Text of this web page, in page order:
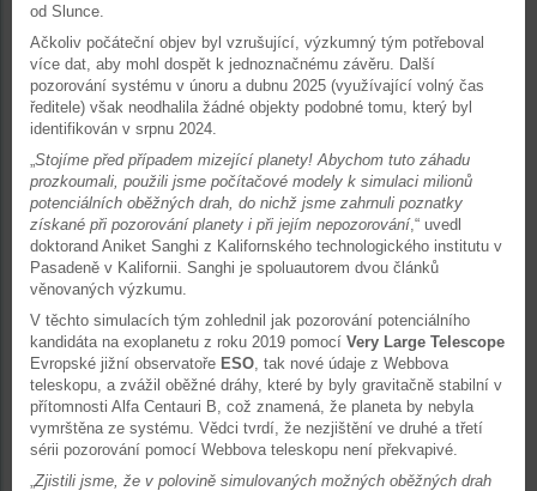
od Slunce.
Ačkoliv počáteční objev byl vzrušující, výzkumný tým potřeboval
více dat, aby mohl dospět k jednoznačnému závěru. Další
pozorování systému v únoru a dubnu 2025 (využívající volný čas
ředitele) však neodhalila žádné objekty podobné tomu, který byl
identifikován v srpnu 2024.
Stojíme před případem mizející planety! Abychom tuto záhadu
prozkoumali, použili jsme počítačové modely k simulaci milionů
potenciálních oběžných drah, do nichž jsme zahrnuli poznatky
získané při pozorování planety i při jejím nepozorování,“ uvedl
doktorand Aniket Sanghi z Kalifornského technologického institutu v
Pasadeně v Kalifornii. Sanghi je spoluautorem dvou článků
věnovaných výzkumu.
V těchto simulacích tým zohlednil jak pozorování potenciálního
kandidáta na exoplanetu z roku 2019 pomocí Very Large Telescope
Evropské jižní observatoře ESO , tak nové údaje z Webbova
teleskopu, a zvážil oběžné dráhy, které by byly gravitačně stabilní v
přítomnosti Alfa Centauri B, což znamená, že planeta by nebyla
vymrštěna ze systému. Vědci tvrdí, že nezjištění ve druhé a třetí
sérii pozorování pomocí Webbova teleskopu není překvapivé.
Zjistili jsme, že v polovině simulovaných možných oběžných drah